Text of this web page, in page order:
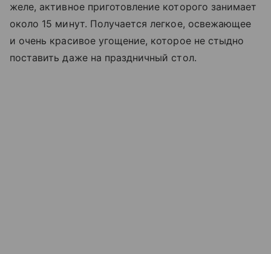
желе, активное приготовление которого занимает
около 15 минут. Получается легкое, освежающее
и очень красивое угощение, которое не стыдно
поставить даже на праздничный стол.